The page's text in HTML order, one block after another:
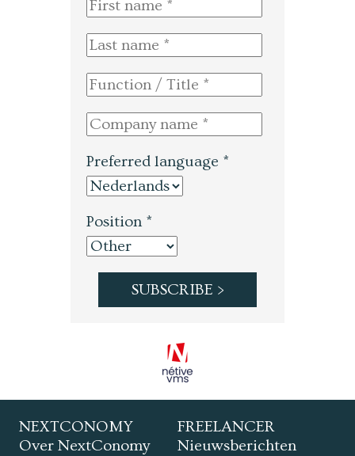
Preferred language *
Position *
NEXTCONOMY
Over NextConomy
FREELANCER
Nieuwsberichten